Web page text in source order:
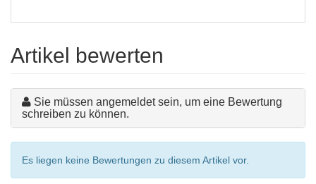
Artikel bewerten
Sie müssen angemeldet sein, um eine Bewertung
schreiben zu können.
Es liegen keine Bewertungen zu diesem Artikel vor.